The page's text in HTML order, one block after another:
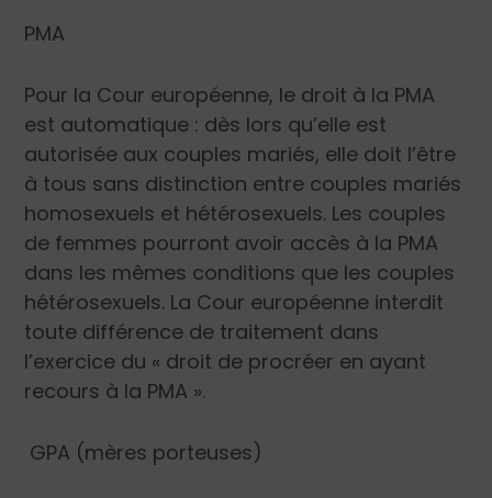
PMA
Pour la Cour européenne, le droit à la PMA
est automatique : dès lors qu’elle est
autorisée aux couples mariés, elle doit l’être
à tous sans distinction entre couples mariés
homosexuels et hétérosexuels. Les couples
de femmes pourront avoir accès à la PMA
dans les mêmes conditions que les couples
hétérosexuels. La Cour européenne interdit
toute différence de traitement dans
l’exercice du « droit de procréer en ayant
recours à la PMA ».
GPA (mères porteuses)